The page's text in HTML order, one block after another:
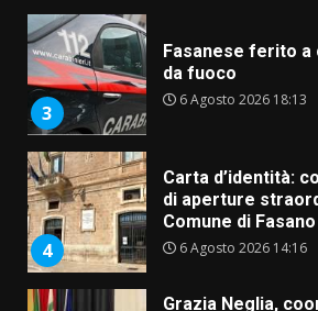
4
Carta d’identità:
di aperture
Comune di Fasano
5
Grazia Neglia,
cittadina di Fratelli
pronta a tornare in
comunale